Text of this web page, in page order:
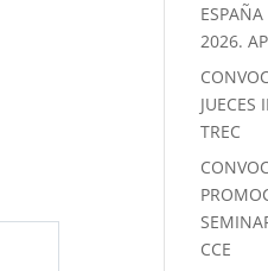
ESPAÑA
2026.
JUECES
TREC
CCE